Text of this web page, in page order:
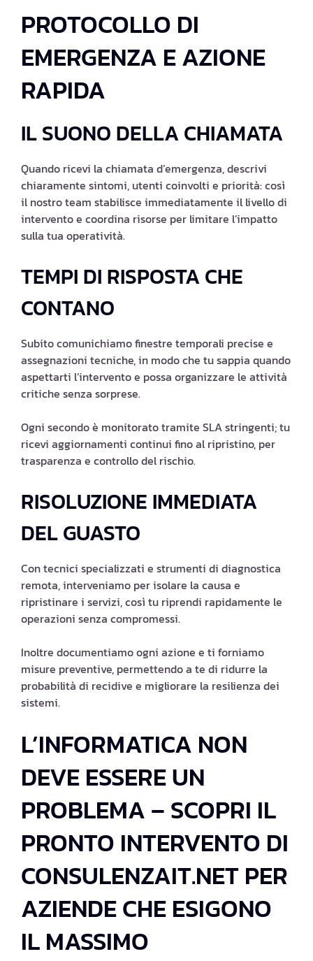
PROTOCOLLO DI
EMERGENZA E AZIONE
RAPIDA
IL SUONO DELLA CHIAMATA
Quando ricevi la chiamata d’emergenza, descrivi
chiaramente sintomi, utenti coinvolti e priorità: così
il nostro team stabilisce immediatamente il livello di
intervento e coordina risorse per limitare l’impatto
sulla tua operatività.
TEMPI DI RISPOSTA CHE
CONTANO
Subito comunichiamo finestre temporali precise e
assegnazioni tecniche, in modo che tu sappia quando
aspettarti l’intervento e possa organizzare le attività
critiche senza sorprese.
Ogni secondo è monitorato tramite SLA stringenti; tu
ricevi aggiornamenti continui fino al ripristino, per
trasparenza e controllo del rischio.
RISOLUZIONE IMMEDIATA
DEL GUASTO
Con tecnici specializzati e strumenti di diagnostica
remota, interveniamo per isolare la causa e
ripristinare i servizi, così tu riprendi rapidamente le
operazioni senza compromessi.
Inoltre documentiamo ogni azione e ti forniamo
misure preventive, permettendo a te di ridurre la
probabilità di recidive e migliorare la resilienza dei
sistemi.
L’INFORMATICA NON
DEVE ESSERE UN
PROBLEMA – SCOPRI IL
PRONTO INTERVENTO DI
CONSULENZAIT.NET PER
AZIENDE CHE ESIGONO
IL MASSIMO